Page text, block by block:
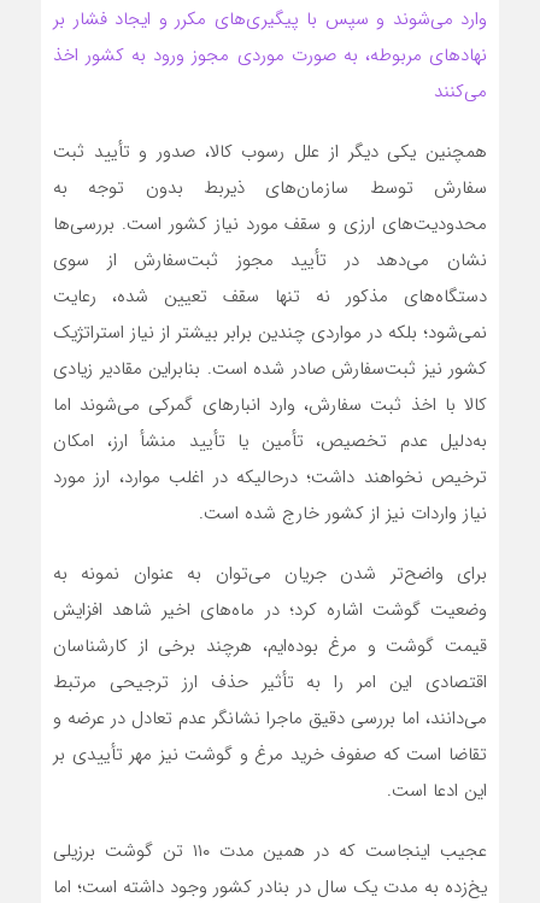
وارد می‌شوند و سپس با پیگیری‌های مکرر و ایجاد فشار بر
نهادهای مربوطه، به صورت موردی مجوز ورود به کشور اخذ
می‌کنند
همچنین یکی دیگر از علل رسوب کالا، صدور و تأیید ثبت
سفارش توسط سازمان‌های ذیربط بدون توجه به
محدودیت‌های ارزی و سقف مورد نیاز کشور است. بررسی‌ها
نشان می‌دهد در تأیید مجوز ثبت‌سفارش از سوی
دستگاه‌های مذکور نه تنها سقف تعیین شده، رعایت
نمی‌شود؛ بلکه در مواردی چندین برابر بیشتر از نیاز استراتژیک
کشور نیز ثبت‌سفارش صادر شده است. بنابراین مقادیر زیادی
کالا با اخذ ثبت سفارش، وارد انبارهای گمرکی می‌شوند اما
به‌دلیل عدم تخصیص، تأمین یا تأیید منشأ ارز، امکان
ترخیص نخواهند داشت؛ درحالیکه در اغلب موارد، ارز مورد
نیاز واردات نیز از کشور خارج شده است.
برای واضح‌تر شدن جریان می‌توان به عنوان نمونه به
وضعیت گوشت اشاره کرد؛ در ماه‌های اخیر شاهد افزایش
قیمت گوشت و مرغ بوده‌ایم، هرچند برخی از کارشناسان
اقتصادی این امر را به تأثیر حذف ارز ترجیحی مرتبط
می‌دانند، اما بررسی دقیق ماجرا نشانگر عدم تعادل در عرضه و
تقاضا است که صفوف خرید مرغ و گوشت نیز مهر تأییدی بر
این ادعا است.
عجیب اینجاست که در همین مدت ۱۱۰ تن گوشت برزیلی
یخ‌زده به مدت یک سال در بنادر کشور وجود داشته است؛ اما